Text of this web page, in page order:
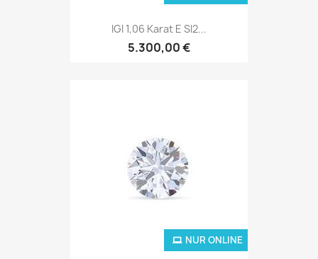
IGI 1,06 Karat E SI2...
5.300,00 €
NUR ONLINE